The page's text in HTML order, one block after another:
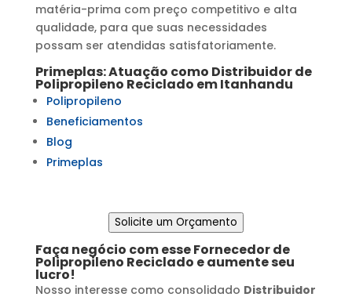
matéria-prima com preço competitivo e alta
qualidade, para que suas necessidades
possam ser atendidas satisfatoriamente.
Primeplas: Atuação como Distribuidor de
Polipropileno Reciclado emItanhandu
Polipropileno
Beneficiamentos
Blog
Primeplas
Solicite um Orçamento
Faça negócio com esseFornecedor de
Polipropileno Reciclado e aumente seu
lucro!
Nosso interesse como consolidado Distribuidor